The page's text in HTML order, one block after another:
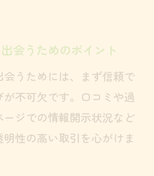
会うためのポイント
うためには、まず信頼で
不可欠です。口コミや過
ジでの情報開示状況など
性の高い取引を心がけま